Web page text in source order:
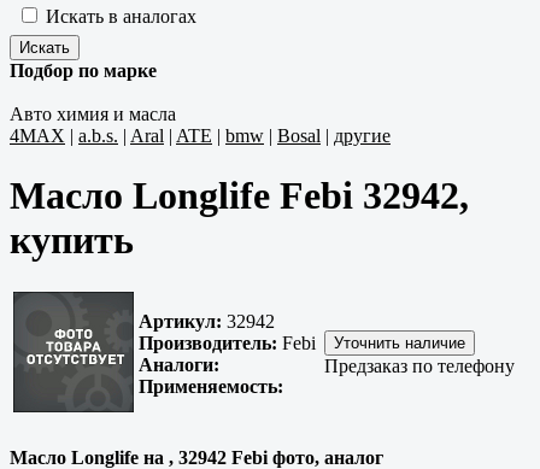
Искать в аналогах
Подбор по марке
Авто химия и масла
4MAX | a.b.s. | Aral | ATE | bmw | Bosal | другие
Масло Longlife Febi 32942,
купить
Артикул: 32942
Производитель: Febi
Аналоги:
Применяемость:
Предзаказ по телефону
Масло Longlife на , 32942 Febi фото, аналог